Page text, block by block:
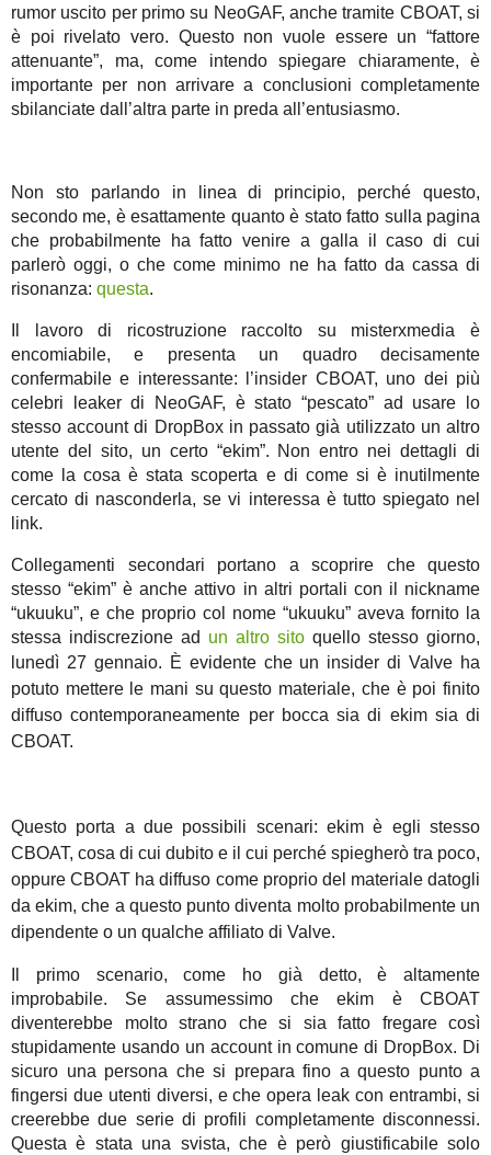
rumor uscito per primo su NeoGAF, anche tramite CBOAT, si
è poi rivelato vero. Questo non vuole essere un “fattore
attenuante”, ma, come intendo spiegare chiaramente, è
importante per non arrivare a conclusioni completamente
sbilanciate dall’altra parte in preda all’entusiasmo.
Non sto parlando in linea di principio, perché questo,
secondo me, è esattamente quanto è stato fatto sulla pagina
che probabilmente ha fatto venire a galla il caso di cui
parlerò oggi, o che come minimo ne ha fatto da cassa di
risonanza: questa.
Il lavoro di ricostruzione raccolto su misterxmedia è
encomiabile, e presenta un quadro decisamente
confermabile e interessante: l’insider CBOAT, uno dei più
celebri leaker di NeoGAF, è stato “pescato” ad usare lo
stesso account di DropBox in passato già utilizzato un altro
utente del sito, un certo “ekim”. Non entro nei dettagli di
come la cosa è stata scoperta e di come si è inutilmente
cercato di nasconderla, se vi interessa è tutto spiegato nel
link.
Collegamenti secondari portano a scoprire che questo
stesso “ekim” è anche attivo in altri portali con il nickname
“ukuuku”, e che proprio col nome “ukuuku” aveva fornito la
stessa indiscrezione ad un altro sito quello stesso giorno,
lunedì 27 gennaio. È evidente che un insider di Valve ha
potuto mettere le mani su questo materiale, che è poi finito
diffuso contemporaneamente per bocca sia di ekim sia di
CBOAT.
Questo porta a due possibili scenari: ekim è egli stesso
CBOAT, cosa di cui dubito e il cui perché spiegherò tra poco,
oppure CBOAT ha diffuso come proprio del materiale datogli
da ekim, che a questo punto diventa molto probabilmente un
dipendente o un qualche affiliato di Valve.
Il primo scenario, come ho già detto, è altamente
improbabile. Se assumessimo che ekim è CBOAT
diventerebbe molto strano che si sia fatto fregare così
stupidamente usando un account in comune di DropBox. Di
sicuro una persona che si prepara fino a questo punto a
fingersi due utenti diversi, e che opera leak con entrambi, si
creerebbe due serie di profili completamente disconnessi.
Questa è stata una svista, che è però giustificabile solo